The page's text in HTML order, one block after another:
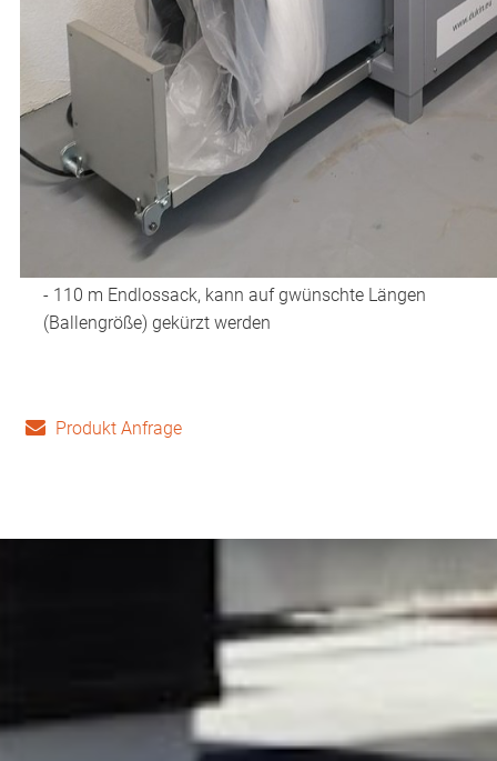
- 110 m Endlossack, kann auf gwünschte Längen
(Ballengröße) gekürzt werden
Produkt Anfrage